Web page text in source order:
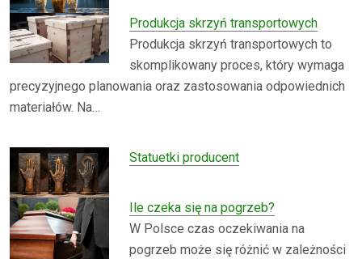
Produkcja skrzyń transportowych
Produkcja skrzyń transportowych to
skomplikowany proces, który wymaga
precyzyjnego planowania oraz zastosowania odpowiednich
materiałów. Na…
Statuetki producent
Ile czeka się na pogrzeb?
W Polsce czas oczekiwania na
pogrzeb może się różnić w zależności